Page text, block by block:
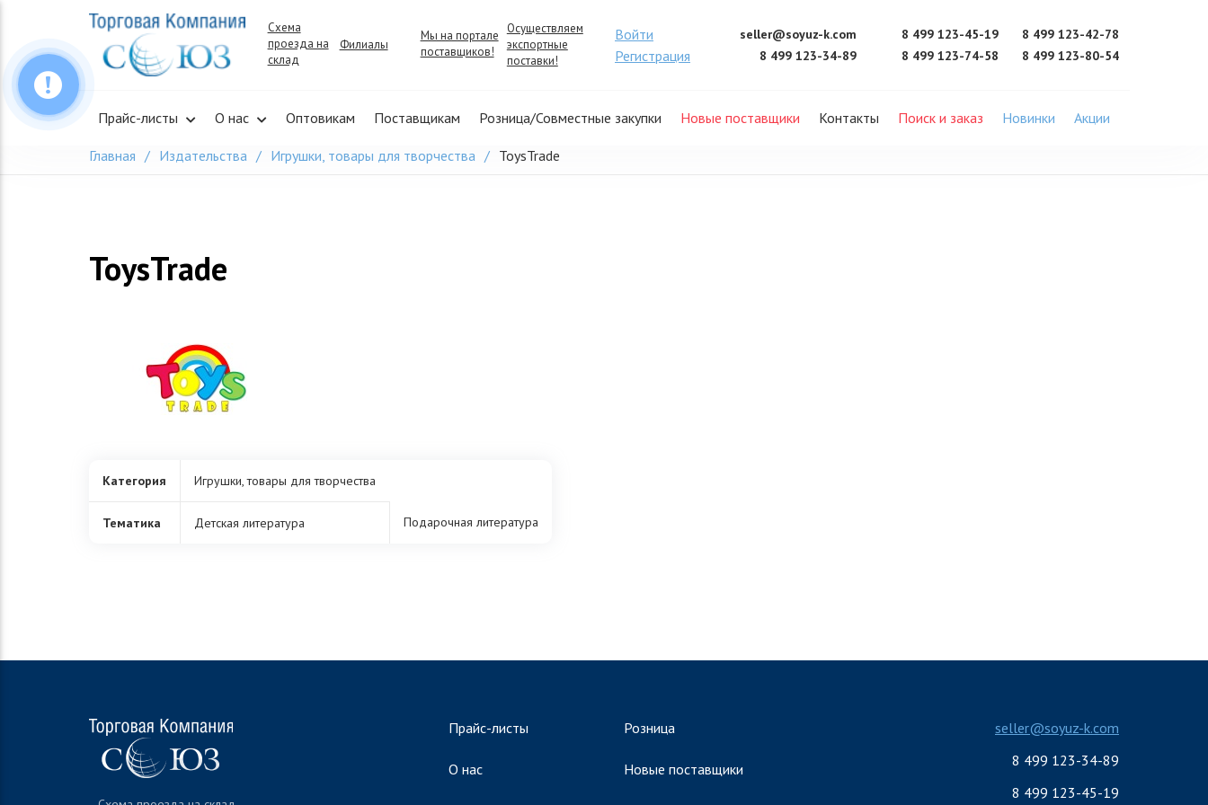
content
Схема
проезда на
склад
Филиалы
Мы на портале
поставщиков!
Осуществляем
экспортные
поставки!
Войти
Регистрация
seller@soyuz-k.com
8 499 123-34-89
8 499 123-45-19
8 499 123-42-78
8 499 123-74-58
8 499 123-80-54
Прайс-листы О нас Оптовикам Поставщикам Розница/Совместные закупки Новые поставщики Контакты Поиск и заказ Новинки Акции
Главная Издательства Игрушки, товары для творчества ToysTrade
ToysTrade
Категория Игрушки, товары для творчества
Тематика Детская литература Подарочная литература
Прайс-листы
О нас
Розница
Новые поставщики
seller@soyuz-k.com
8 499 123-34-89
8 499 123-45-19